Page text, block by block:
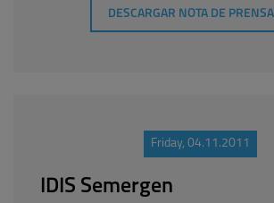
DESCARGAR NOTA DE PRENSA
Friday, 04.11.2011
IDIS Semergen